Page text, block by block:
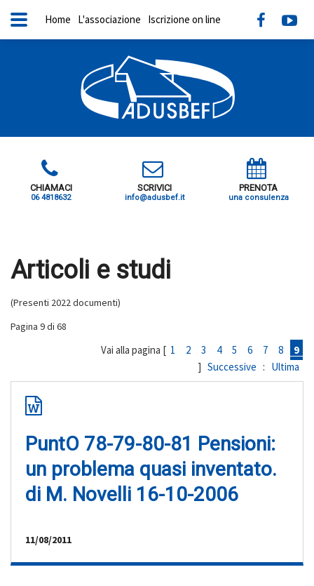
CHIAMACI
06 4818632
SCRIVICI
info@adusbef.it
PRENOTA
una consulenza
Home L'associazione Iscrizione on line
Articoli e studi
(Presenti 2022 documenti)
Pagina 9 di 68
Vai alla pagina [ 1 2 3 4 5 6 7 8
9
] Successive : Ultima
PuntO 78-79-80-81 Pensioni:
un problema quasi inventato.
di M. Novelli 16-10-2006
11/08/2011